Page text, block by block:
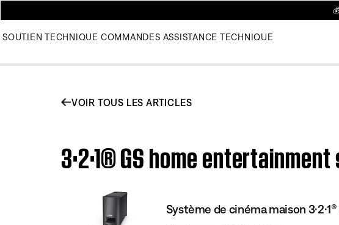
💰
SOUTIEN TECHNIQUE COMMANDES ASSISTANCE TECHNIQUE
VOIR TOUS LES ARTICLES
3·2·1® GS home
Système de cinéma maison 3·2·1®